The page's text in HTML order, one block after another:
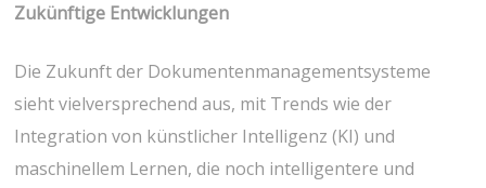
Zukünftige Entwicklungen
Die Zukunft der Dokumentenmanagementsysteme
sieht vielversprechend aus, mit Trends wie der
Integration von künstlicher Intelligenz (KI) und
maschinellem Lernen, die noch intelligentere und